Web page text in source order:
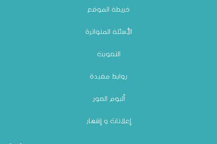
خريطة الموقع
الأسئلة المتواترة
التصويت
روابط مفيدة
ألبوم الصور
إعلانات و إشهار